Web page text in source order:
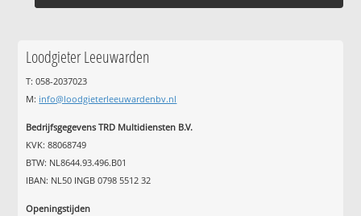
Loodgieter Leeuwarden
T: 058-2037023
M: info@loodgieterleeuwardenbv.nl
Bedrijfsgegevens TRD Multidiensten B.V.
KVK: 88068749
BTW: NL8644.93.496.B01
IBAN: NL50 INGB 0798 5512 32
Openingstijden